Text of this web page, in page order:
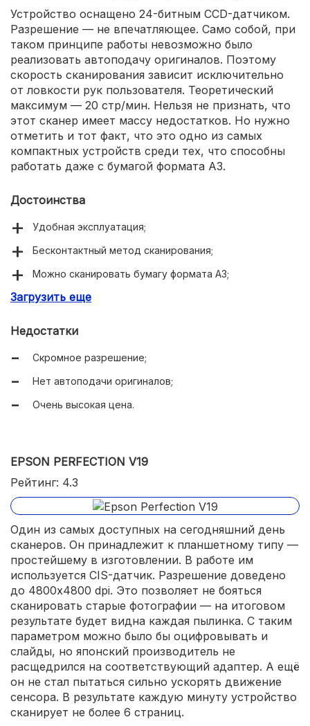
Устройство оснащено 24-битным CCD-датчиком.
Разрешение — не впечатляющее. Само собой, при
таком принципе работы невозможно было
реализовать автоподачу оригиналов. Поэтому
скорость сканирования зависит исключительно
от ловкости рук пользователя. Теоретический
максимум — 20 стр/мин. Нельзя не признать, что
этот сканер имеет массу недостатков. Но нужно
отметить и тот факт, что это одно из самых
компактных устройств среди тех, что способны
работать даже с бумагой формата A3.
Достоинства
Удобная эксплуатация;
Бесконтактный метод сканирования;
Можно сканировать бумагу формата A3;
Минимальный уровень шума.
Загрузить еще
Недостатки
Скромное разрешение;
Нет автоподачи оригиналов;
Очень высокая цена.
EPSON PERFECTION V19
Рейтинг: 4.3
Один из самых доступных на сегодняшний день
сканеров. Он принадлежит к планшетному типу —
простейшему в изготовлении. В работе им
используется CIS-датчик. Разрешение доведено
до 4800x4800 dpi. Это позволяет не бояться
сканировать старые фотографии — на итоговом
результате будет видна каждая пылинка. С таким
параметром можно было бы оцифровывать и
слайды, но японский производитель не
расщедрился на соответствующий адаптер. А ещё
он не стал пытаться сильно ускорять движение
сенсора. В результате каждую минуту устройство
сканирует не более 6 страниц.